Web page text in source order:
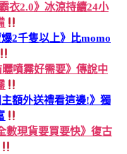
衣2.0》冰涼持續24小
2千隻以上》比momo
噴霧好需要》傳說中
主額外送禮看這邊!》獨
數現貨要買要快》復古